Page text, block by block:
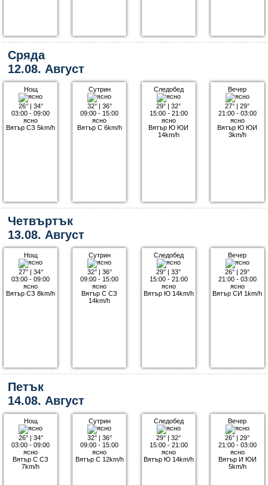
Сряда
12.08. Август
Нощ
26°| 34°
03:00 - 09:00
ясно
Вятър СЗ 5km/h
Сутрин
32°| 36°
09:00 - 15:00
ясно
Вятър С 6km/h
Следобед
29° |32°
15:00 - 21:00
ясно
Вятър Ю ЮИ
14km/h
Вечер
27° |29°
21:00 - 03:00
ясно
Вятър Ю ЮИ
3km/h
Четвъртък
13.08. Август
Нощ
27°| 34°
03:00 - 09:00
ясно
Вятър СЗ 8km/h
Сутрин
32°| 36°
09:00 - 15:00
ясно
Вятър С СЗ
14km/h
Следобед
29° |33°
15:00 - 21:00
ясно
Вятър Ю 14km/h
Вечер
26° |29°
21:00 - 03:00
ясно
Вятър СИ 1km/h
Петък
14.08. Август
Нощ
26°| 34°
03:00 - 09:00
ясно
Вятър С СЗ
7km/h
Сутрин
32°| 36°
09:00 - 15:00
ясно
Вятър С 12km/h
Следобед
29° |32°
15:00 - 21:00
ясно
Вятър Ю 14km/h
Вечер
26° |29°
21:00 - 03:00
ясно
Вятър И ЮИ
5km/h